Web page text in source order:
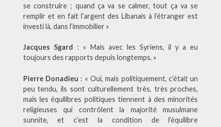
se construire ; quand ça va se calmer, tout ça va se
remplir et en fait l’argent des Libanais à l’étranger est
investi là, dans l’immobilier »
Jacques Sgard : « Mais avec les Syriens, il y a eu
toujours des rapports depuis longtemps. »
Pierre Donadieu : « Oui, mais politiquement, c’était un
peu tendu, ils sont culturellement très, très proches,
mais les équilibres politiques tiennent à des minorités
religieuses qui contrôlent la majorité musulmane
sunnite, et c’est la condition de l’équilibre